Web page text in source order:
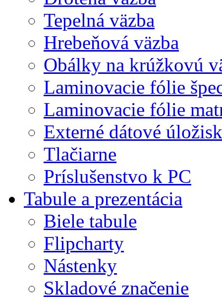
Tepelná väzba
Hrebeňová väzba
Obálky na krúžkovú
Laminovacie fólie
Laminovacie fólie
Externé dátové
Tlačiarne
Príslušenstvo k PC
Tabule a prezentácia
Biele tabule
Flipcharty
Nástenky
Skladové značenie